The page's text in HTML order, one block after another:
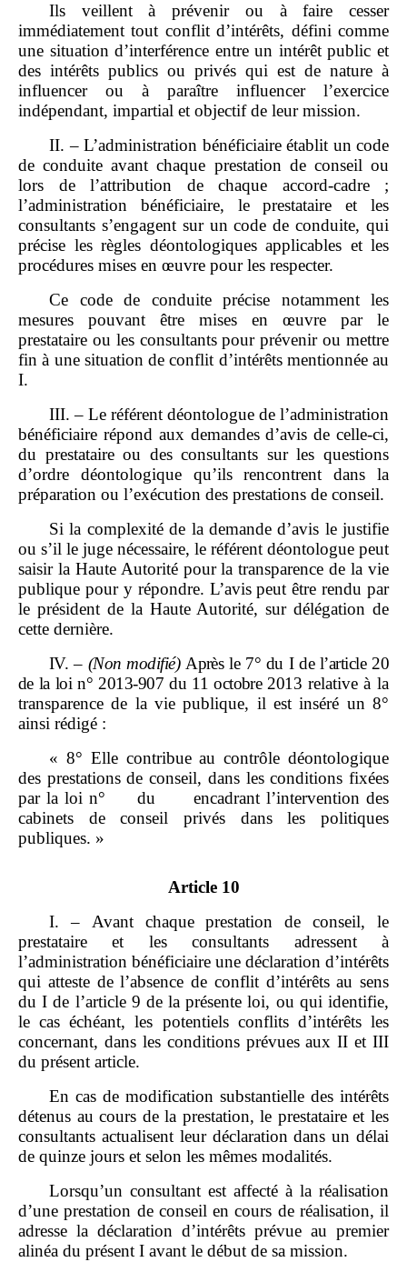
Ils veillent à prévenir ou à faire cesser
immédiatement tout conflit d’intérêts, défini comme
une situation d’interférence entre un intérêt public et
des intérêts publics ou privés qui est de nature à
influencer ou à paraître influencer l’exercice
indépendant, impartial et objectif de leur mission.
II. – L’administration bénéficiaire établit un code
de conduite avant chaque prestation de conseil ou
lors de l’attribution de chaque accord-cadre ;
l’administration bénéficiaire, le prestataire et les
consultants s’engagent sur un code de conduite, qui
précise les règles déontologiques applicables et les
procédures mises en œuvre pour les respecter.
Ce code de conduite précise notamment les
mesures pouvant être mises en œuvre par le
prestataire ou les consultants pour prévenir ou mettre
fin à une situation de conflit d’intérêts mentionnée au
I.
III. – Le référent déontologue de l’administration
bénéficiaire répond aux demandes d’avis de celle-ci,
du prestataire ou des consultants sur les questions
d’ordre déontologique qu’ils rencontrent dans la
préparation ou l’exécution des prestations de conseil.
Si la complexité de la demande d’avis le justifie
ou s’il le juge nécessaire, le référent déontologue peut
saisir la Haute Autorité pour la transparence de la vie
publique pour y répondre. L’avis peut être rendu par
le président de la Haute Autorité, sur délégation de
cette dernière.
IV. – (Non modifié) Après le 7° du I de l’article 20
de la loi n° 2013‑907 du 11 octobre 2013 relative à la
transparence de la vie publique, il est inséré un 8°
ainsi rédigé :
« 8° Elle contribue au contrôle déontologique
des prestations de conseil, dans les conditions fixées
par la loi n° du encadrant l’intervention des
cabinets de conseil privés dans les politiques
publiques. »
Article 10
I. – Avant chaque prestation de conseil, le
prestataire et les consultants adressent à
l’administration bénéficiaire une déclaration d’intérêts
qui atteste de l’absence de conflit d’intérêts au sens
du I de l’article 9 de la présente loi, ou qui identifie,
le cas échéant, les potentiels conflits d’intérêts les
concernant, dans les conditions prévues aux II et III
du présent article.
En cas de modification substantielle des intérêts
détenus au cours de la prestation, le prestataire et les
consultants actualisent leur déclaration dans un délai
de quinze jours et selon les mêmes modalités.
Lorsqu’un consultant est affecté à la réalisation
d’une prestation de conseil en cours de réalisation, il
adresse la déclaration d’intérêts prévue au premier
alinéa du présent I avant le début de sa mission.